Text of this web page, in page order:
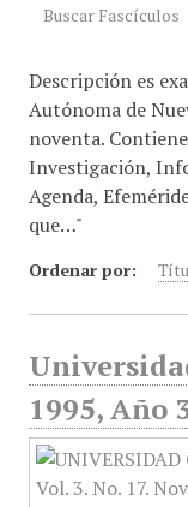
Buscar Fascículos
Descripción es
Autónoma de
noventa.
Investigación,
Agenda,
que…"
Ordenar por:
1995, Año